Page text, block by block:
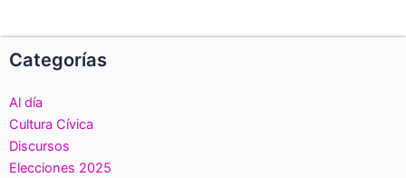
Categorías
Al día
Cultura Cívica
Discursos
Elecciones 2025